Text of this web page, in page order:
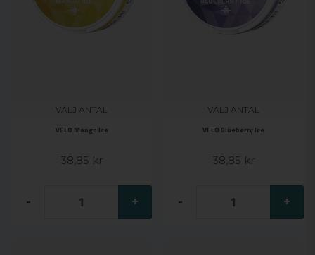
VÄLJ ANTAL
VELO Mango Ice
38,85 kr
- +
VÄLJ ANTAL
VELO Blueberry Ice
38,85 kr
- +